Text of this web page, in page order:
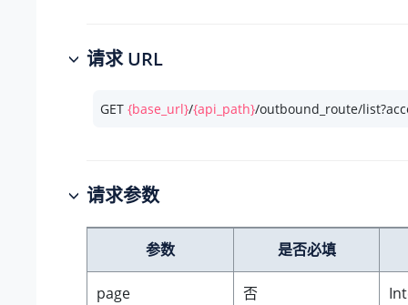
请求 URL
GET {base_url}/{api_path}/outbound_route/
请求参数
参数 是否必填
page 否